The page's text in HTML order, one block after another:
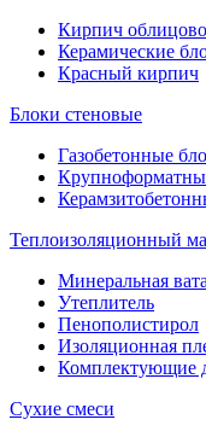
Кирпич
Керамические
Красный кирпич
Блоки стеновые
Газобетонные
Теплоизоляционный
Минеральная вата
Утеплитель
Пенополистирол
Изоляционная
Комплектующие
Сухие смеси